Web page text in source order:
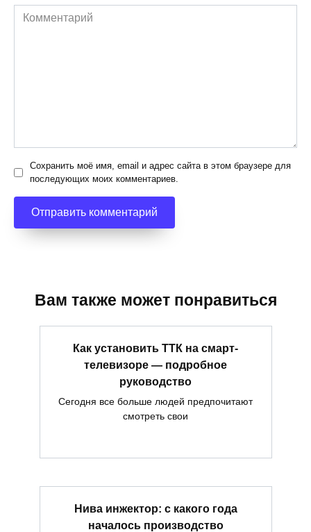
Комментарий
Сохранить моё имя, email и адрес сайта в этом браузере для
последующих моих комментариев.
Вам также может понравиться
Как установить ТТК на смарт-
телевизоре — подробное
руководство
Сегодня все больше людей предпочитают
смотреть свои
Нива инжектор: с какого года
началось производство